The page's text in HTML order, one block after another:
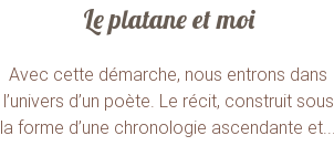
Le platane et moi
Avec cette démarche, nous entrons dans
l’univers d’un poète. Le récit, construit sous
la forme d’une chronologie ascendante et...